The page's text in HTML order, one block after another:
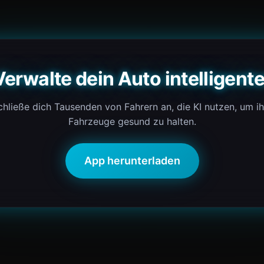
dein Auto
dich Tausenden von Fahrern an, die KI nutzen, um
Fahrzeuge gesund zu halten.
App herunterladen